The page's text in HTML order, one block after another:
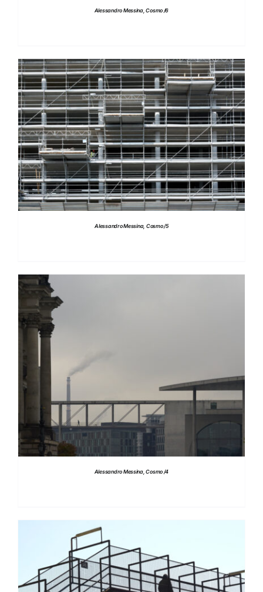
Alessandro Messina, Cosmo /6
DETTAGLI
Alessandro Messina, Cosmo /5
Alessandro Messina, Cosmo /4